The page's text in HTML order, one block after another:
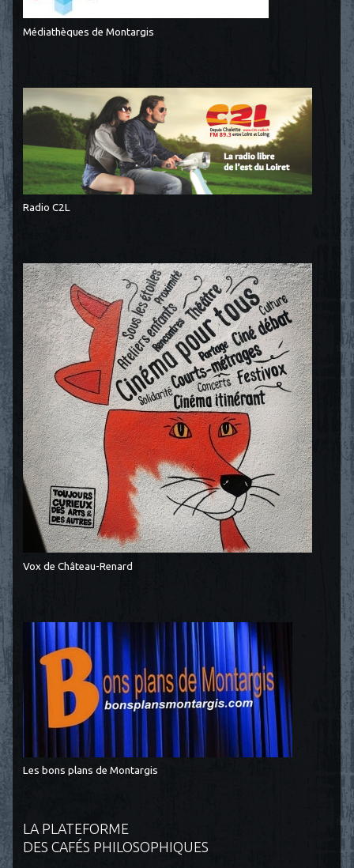
Médiathèques de Montargis
Radio C2L
Vox de Château-Renard
Les bons plans de Montargis
LA PLATEFORME
DES CAFÉS PHILOSOPHIQUES